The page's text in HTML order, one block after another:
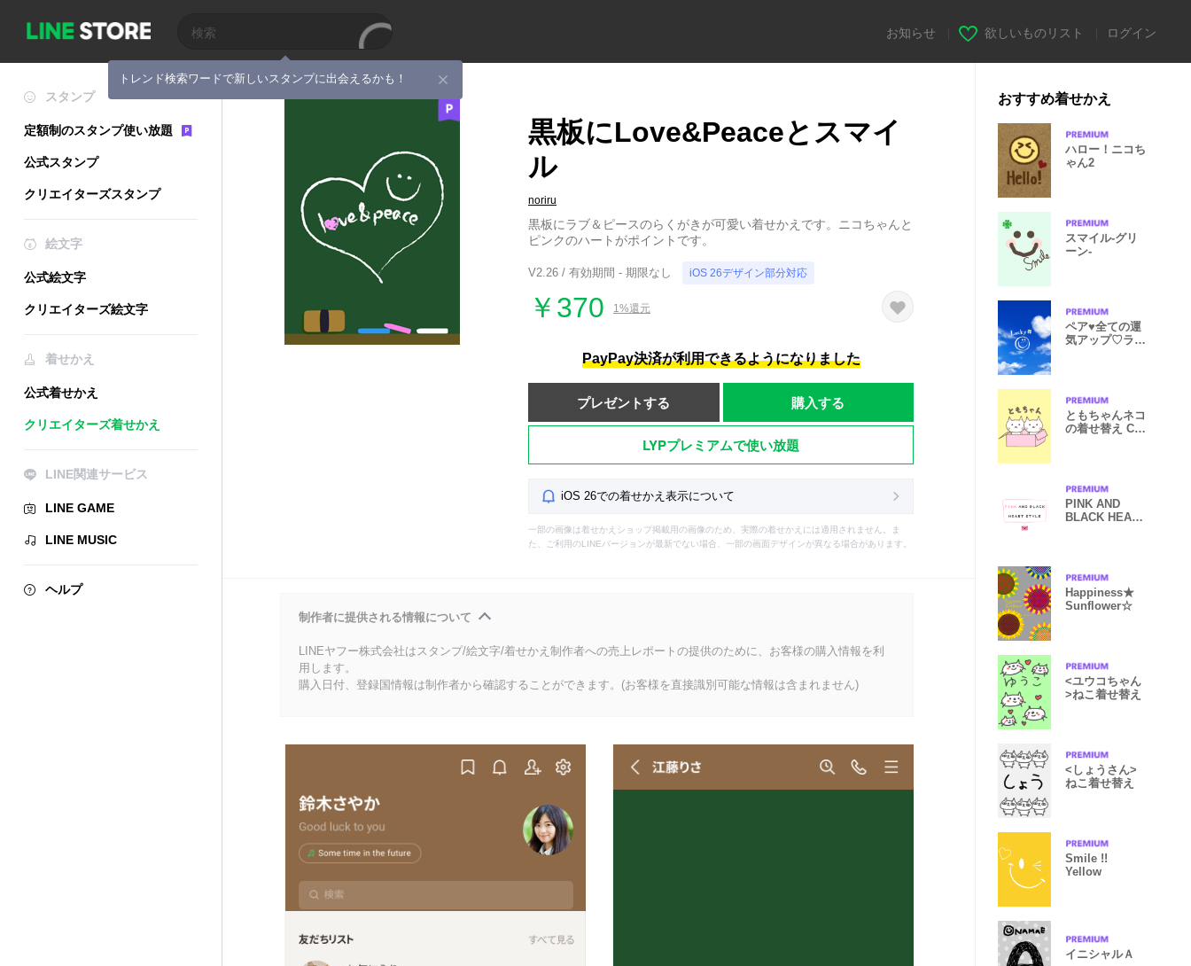
トレンド検索ワードで新しいスタンプに出会えるかも！
お知らせ 欲しいものリスト ログイン
スタンプ
定額制のスタンプ使い放題
公式スタンプ
クリエイターズスタンプ
絵文字
公式絵文字
クリエイターズ絵文字
着せかえ
公式着せかえ
クリエイターズ着せかえ
LINE関連サービス
LINE GAME
LINE MUSIC
ヘルプ
黒板にLove&Peaceとスマイ
ル
noriru
黒板にラブ＆ピースのらくがきが可愛い着せかえです。ニコちゃんと
ピンクのハートがポイントです。
V2.26 / 有効期間 - 期限なし iOS 26デザイン部分対応
￥370 1%還元
PayPay決済が利用できるようになりました
プレゼントする 購入する
LYPプレミアムで使い放題
iOS 26での着せかえ表示について
一部の画像は着せかえショップ掲載用の画像のため、実際の着せかえには適用されません。ま
た、ご利用のLINEバージョンが最新でない場合、一部の画面デザインが異なる場合があります。
制作者に提供される情報について
LINEヤフー株式会社はスタンプ/絵文字/着せかえ制作者への売上レポートの提供のために、お客様の購入情報を利
用します。
購入日付、登録国情報は制作者から確認することができます。(お客様を直接識別可能な情報は含まれません)
おすすめ着せかえ
ハロー！ニコち
ゃん2
スマイル-グリ
ーン-
ペア♥全ての運
気アップ♡ラッ
ともちゃんネコ
の着せ替え Cat
PINK AND
BLACK HEART
Happiness★
Sunflower☆
<ユウコちゃん
>ねこ着せ替え
<しょうさん>
ねこ着せ替え
Smile !!
Yellow
イニシャルＡ